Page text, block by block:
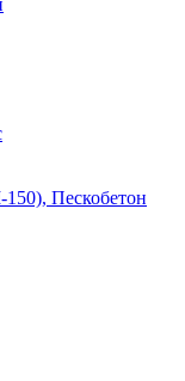
Пескобетон